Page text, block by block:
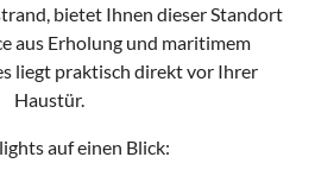
bietet Ihnen dieser Standort
aus Erholung und maritimem
liegt praktisch direkt vor Ihrer
Haustür.
auf einen Blick: